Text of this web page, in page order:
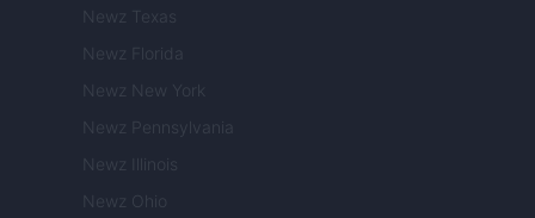
Newz Texas
Newz Florida
Newz New York
Newz Pennsylvania
Newz Illinois
Newz Ohio